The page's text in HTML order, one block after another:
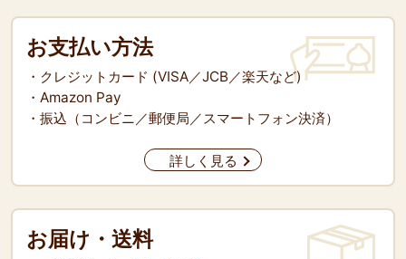
お支払い方法
・クレジットカード (VISA／JCB／楽天など)
・Amazon Pay
・振込（コンビニ／郵便局／スマートフォン決済）
詳しく見る
お届け・送料